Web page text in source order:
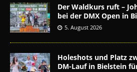
Der Waldkurs ruft –
bei der DMX Open in
5. August 2026
Holeshots und Platz
DM-Lauf in Bielstein